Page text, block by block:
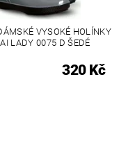
VYSOKÉ HOLÍNKY
LADY 0075 D ŠEDÉ
320 Kč